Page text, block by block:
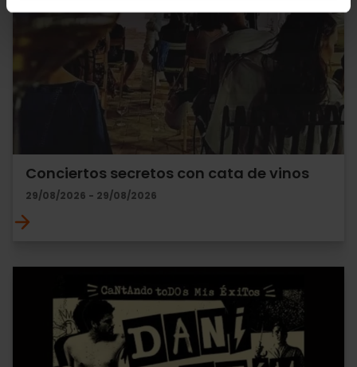
Conciertos secretos con cata de vinos
29/08/2026 - 29/08/2026